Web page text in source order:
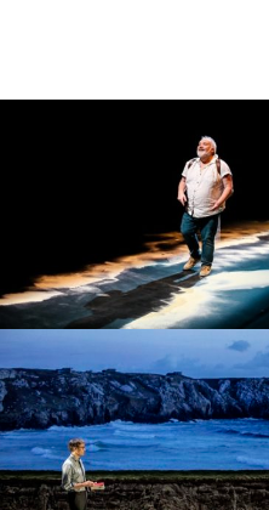
Rossignol à la
pourrie
Jeudi
vendredi 16
2026
Marius
Date :
janvier